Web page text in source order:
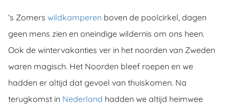
‘s Zomers wildkamperen boven de poolcirkel, dagen
geen mens zien en oneindige wildernis om ons heen.
Ook de wintervakanties ver in het noorden van Zweden
waren magisch. Het Noorden bleef roepen en we
hadden er altijd dat gevoel van thuiskomen. Na
terugkomst in Nederland hadden we altijd heimwee